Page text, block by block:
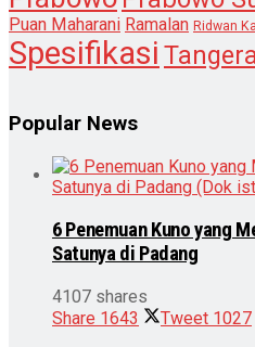
Puan Maharani Ramalan Ridwan
Spesifikasi
Popular News
6 Penemuan Kuno yang
Satunya di Padang
4107 shares
Share 1643 Tweet 1027